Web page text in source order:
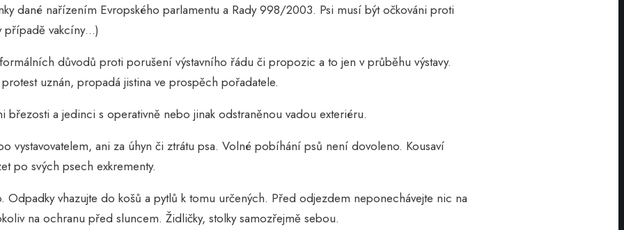
dané nařízením Evropského parlamentu a Rady 998/2003. Psi musí být očkováni proti
případě vakcíny…)
důvodů proti porušení výstavního řádu či propozic a to jen v průběhu výstavy.
uznán, propadá jistina ve prospěch pořadatele.
březosti a jedinci s operativně nebo jinak odstraněnou vadou exteriéru.
vystavovatelem, ani za úhyn či ztrátu psa. Volné pobíhání psů není dovoleno. Kousaví
po svých psech exkrementy.
vhazujte do košů a pytlů k tomu určených. Před odjezdem neponechávejte nic na
na ochranu před sluncem. Židličky, stolky samozřejmě sebou.